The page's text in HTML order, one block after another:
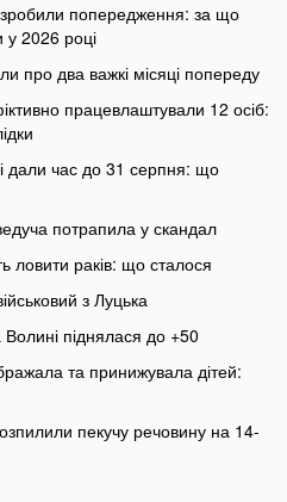
попередження: за що
у 2026 році
про два важкі місяці попереду
працевлаштували 12 осіб:
дали час до 31 серпня: що
потрапила у скандал
ловити раків: що сталося
з Луцька
піднялася до +50
та принижувала дітей:
пекучу речовину на 14-